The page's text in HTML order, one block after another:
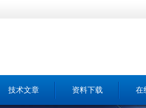
技术文章 资料下载 在